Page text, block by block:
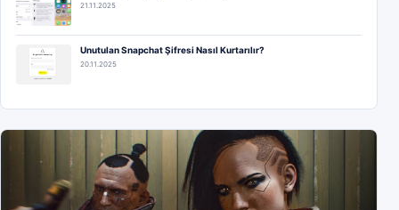
21.11.2025
Unutulan Snapchat Şifresi Nasıl Kurtarılır?
20.11.2025